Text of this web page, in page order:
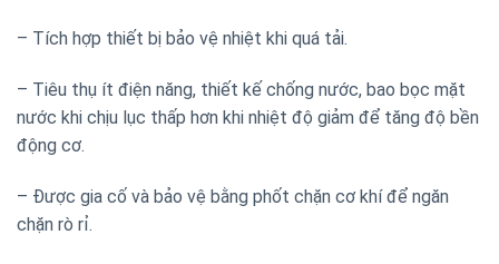
– Tích hợp thiết bị bảo vệ nhiệt khi quá tải.
– Tiêu thụ ít điện năng, thiết kế chống nước, bao bọc mặt
nước khi chịu lục thấp hơn khi nhiệt độ giảm để tăng độ bền
động cơ.
– Được gia cố và bảo vệ bằng phốt chặn cơ khí để ngăn
chặn rò rỉ.